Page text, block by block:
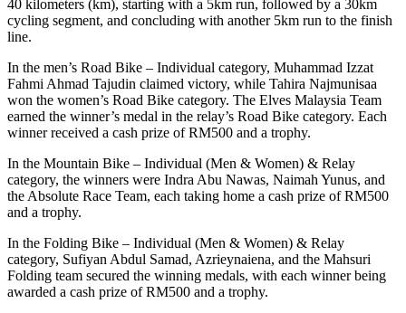
40 kilometers (km), starting with a 5km run, followed by a 30km
cycling segment, and concluding with another 5km run to the finish
line.
In the men’s Road Bike – Individual category, Muhammad Izzat
Fahmi Ahmad Tajudin claimed victory, while Tahira Najmunisaa
won the women’s Road Bike category. The Elves Malaysia Team
earned the winner’s medal in the relay’s Road Bike category. Each
winner received a cash prize of RM500 and a trophy.
In the Mountain Bike – Individual (Men & Women) & Relay
category, the winners were Indra Abu Nawas, Naimah Yunus, and
the Absolute Race Team, each taking home a cash prize of RM500
and a trophy.
In the Folding Bike – Individual (Men & Women) & Relay
category, Sufiyan Abdul Samad, Azrieynaiena, and the Mahsuri
Folding team secured the winning medals, with each winner being
awarded a cash prize of RM500 and a trophy.